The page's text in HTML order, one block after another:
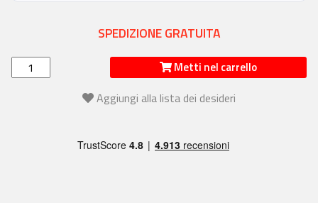
SPEDIZIONE GRATUITA
Metti nel carrello
Aggiungi alla lista dei desideri